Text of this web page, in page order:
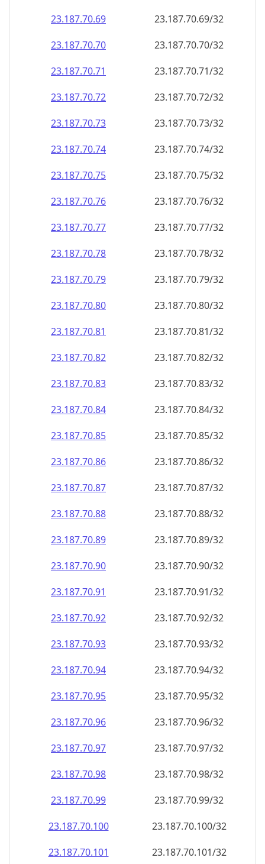
23.187.70.69
23.187.70.69/32
23.187.70.70
23.187.70.70/32
23.187.70.71
23.187.70.71/32
23.187.70.72
23.187.70.72/32
23.187.70.73
23.187.70.73/32
23.187.70.74
23.187.70.74/32
23.187.70.75
23.187.70.75/32
23.187.70.76
23.187.70.76/32
23.187.70.77
23.187.70.77/32
23.187.70.78
23.187.70.78/32
23.187.70.79
23.187.70.79/32
23.187.70.80
23.187.70.80/32
23.187.70.81
23.187.70.81/32
23.187.70.82
23.187.70.82/32
23.187.70.83
23.187.70.83/32
23.187.70.84
23.187.70.84/32
23.187.70.85
23.187.70.85/32
23.187.70.86
23.187.70.86/32
23.187.70.87
23.187.70.87/32
23.187.70.88
23.187.70.88/32
23.187.70.89
23.187.70.89/32
23.187.70.90
23.187.70.90/32
23.187.70.91
23.187.70.91/32
23.187.70.92
23.187.70.92/32
23.187.70.93
23.187.70.93/32
23.187.70.94
23.187.70.94/32
23.187.70.95
23.187.70.95/32
23.187.70.96
23.187.70.96/32
23.187.70.97
23.187.70.97/32
23.187.70.98
23.187.70.98/32
23.187.70.99
23.187.70.99/32
23.187.70.100
23.187.70.100/32
23.187.70.101
23.187.70.101/32